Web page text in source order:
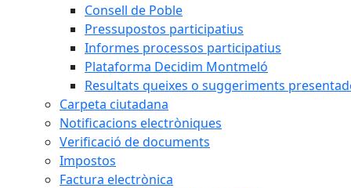
Consell de Poble
Pressupostos participatius
Informes processos participatius
Plataforma Decidim Montmeló
Resultats queixes o suggeriments
Carpeta ciutadana
Notificacions electròniques
Verificació de documents
Impostos
Factura electrònica